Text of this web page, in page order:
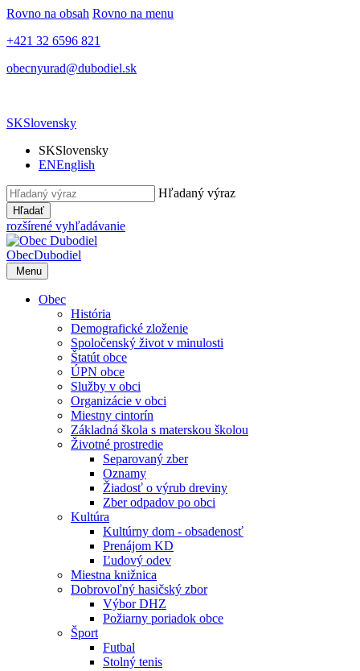
Rovno na obsah Rovno na menu
+421 32 6596 821
obecnyurad@dubodiel.sk
SKSlovensky
SKSlovensky
ENEnglish
Hľadaný výraz
Hľadať
rozšírené vyhľadávanie
ObecDubodiel
Menu
Obec
História
Demografické zloženie
Spoločenský život v minulosti
Štatút obce
ÚPN obce
Služby v obci
Organizácie v obci
Miestny cintorín
Základná škola s materskou školou
Životné prostredie
Separovaný zber
Oznamy
Žiadosť o výrub dreviny
Zber odpadov po obci
Kultúra
Kultúrny dom - obsadenosť
Prenájom KD
Ľudový odev
Miestna knižnica
Dobrovoľný hasičský zbor
Výbor DHZ
Požiarny poriadok obce
Šport
Futbal
Stolný tenis